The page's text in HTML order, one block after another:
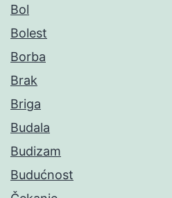
Bol
Bolest
Borba
Brak
Briga
Budala
Budizam
Budućnost